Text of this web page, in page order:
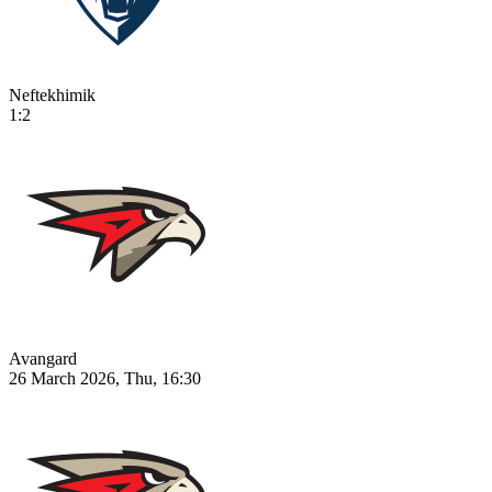
Neftekhimik
1:2
Avangard
26 March 2026, Thu, 16:30